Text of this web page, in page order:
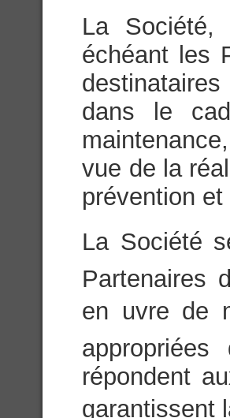
La Société,
échéant les
dans le
vue de la
prévention
La Société
Partenaires
en uvre de
répondent
garantissent